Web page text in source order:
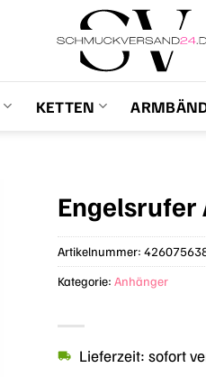
KETTEN
Engelsrufer
Lieferzeit: sofort
Artikelnummer:
Kategorie:Anhänger